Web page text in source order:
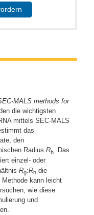
MALS methods for
die wichtigsten
mittels SEC-MALS
das
den
Radius Rh. Das
einzel- oder
Rg:Rh die
kann leicht
wie diese
und